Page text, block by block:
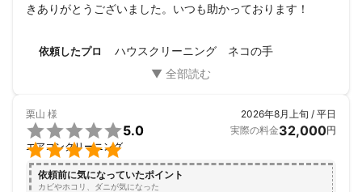
きありがとうございました。いつも助かっております！
依頼したプロ ハウスクリーニング ネコの手
栗山 様


5.0
エアコンクリーニング
2026年8月上旬 / 平日
実際の料金32,000円
依頼前に気になっていたポイント
カビやホコリ、ダニが気になった